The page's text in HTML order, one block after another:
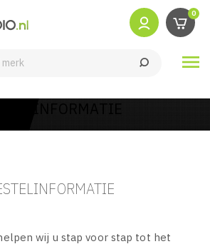
0

INFORMATIE
wij u stap voor stap tot het